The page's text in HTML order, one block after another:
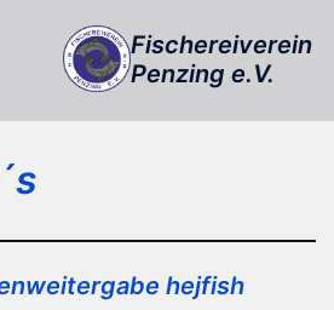
Fischereiverein
Penzing e.V.
hejfish